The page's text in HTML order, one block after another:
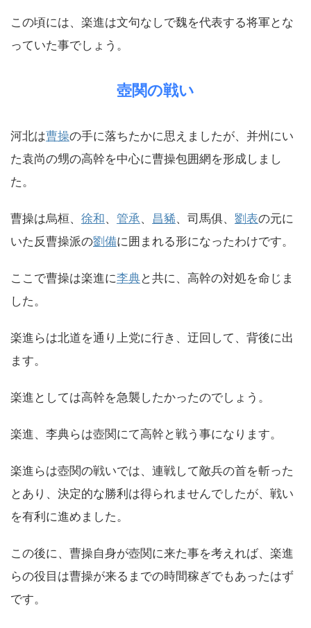
この頃には、楽進は文句なしで魏を代表する将軍とな
っていた事でしょう。
壺関の戦い
河北は曹操の手に落ちたかに思えましたが、并州にい
た袁尚の甥の高幹を中心に曹操包囲網を形成しまし
た。
曹操は烏桓、 徐和、 管承、 昌豨、司馬俱、 劉表の元に
いた反曹操派の劉備に囲まれる形になったわけです。
ここで曹操は楽進に李典と共に、高幹の対処を命じま
した。
楽進らは北道を通り上党に行き、迂回して、背後に出
ます。
楽進としては高幹を急襲したかったのでしょう。
楽進、李典らは壺関にて高幹と戦う事になります。
楽進らは壺関の戦いでは、連戦して敵兵の首を斬った
とあり、決定的な勝利は得られませんでしたが、戦い
を有利に進めました。
この後に、曹操自身が壺関に来た事を考えれば、楽進
らの役目は曹操が来るまでの時間稼ぎでもあったはず
です。